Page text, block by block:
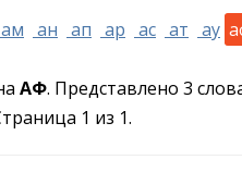
ам ан ап ар ас ат ау
АФ. Представлено 3
1 из 1.